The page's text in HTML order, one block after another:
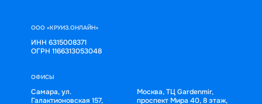
ООО «КРУИЗ.ОНЛАЙН»
ИНН 6315008371
ОГРН 1166313053048
ОФИСЫ
Самара, ул.
Галактионовская 157,
Москва, ТЦ Gardenmir,
проспект Мира 40, 8 этаж,